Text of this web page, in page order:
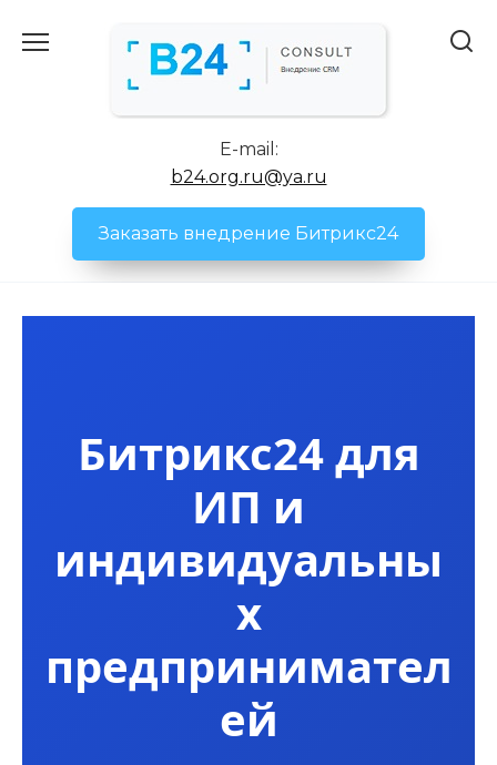
E-mail:
b24.org.ru@ya.ru
Заказать внедрение Битрикс24
Битрикс24 для
ИП и
индивидуальны
х
предпринимател
ей